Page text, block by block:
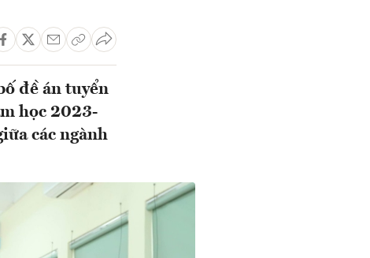
đề án tuyển
học 2023-
các ngành